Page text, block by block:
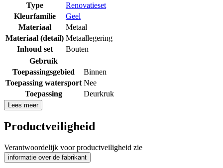
Type
Renovatieset
Kleurfamilie
Geel
Materiaal
Metaal
Materiaal (detail) Metaallegering
Inhoud set
Bouten
Gebruik
Toepassingsgebied
Binnen
Toepassing watersport Nee
Toepassing
Deurkruk
Lees meer
Productveiligheid
Verantwoordelijk voor productveiligheid zie
informatie over de fabrikant